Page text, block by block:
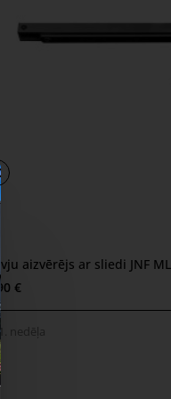
aizvērējs ar sliedi JNF
€
nedēļa